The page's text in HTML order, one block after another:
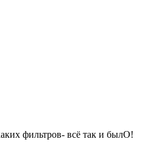
фильтров- всё так и былО!